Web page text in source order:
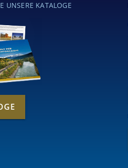
UNSERE KATALOGE